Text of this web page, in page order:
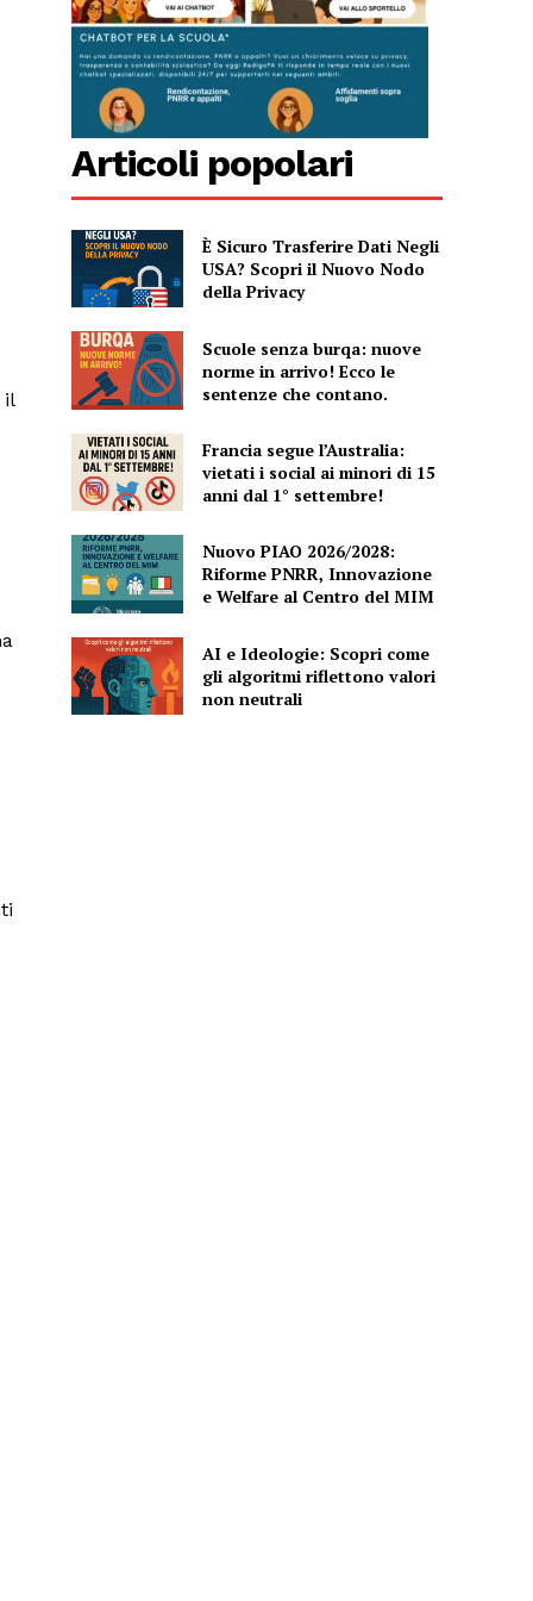
il
Articoli popolari
È Sicuro Trasferire Dati Negli
USA? Scopri il Nuovo Nodo
della Privacy
Scuole senza burqa: nuove
norme in arrivo! Ecco le
sentenze che contano.
Francia segue l’Australia:
vietati i social ai minori di 15
anni dal 1° settembre!
Nuovo PIAO 2026/2028:
Riforme PNRR, Innovazione
e Welfare al Centro del MIM
AI e Ideologie: Scopri come
gli algoritmi riflettono valori
non neutrali